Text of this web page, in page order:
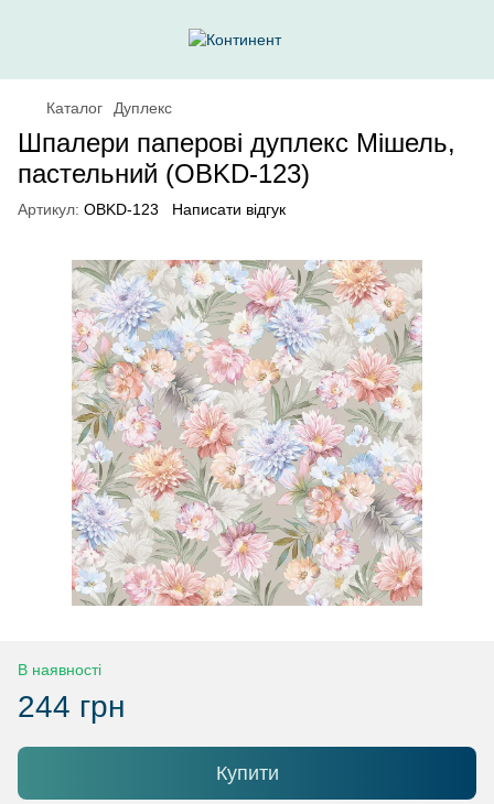
Каталог Дуплекс
Шпалери паперові дуплекс Мішель,
пастельний (OBKD-123)
Артикул: OBKD-123 Написати відгук
В наявності
244 грн
Купити